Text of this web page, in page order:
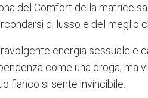
del Comfort della matrice
di lusso e del meglio
energia sessuale
come una droga, ma
fianco si sente invincibile.